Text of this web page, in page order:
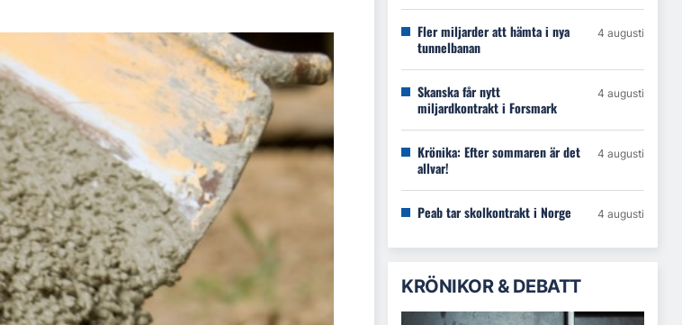
Fler miljarder att hämta i nya
tunnelbanan
4 augusti
Skanska får nytt
miljardkontrakt i Forsmark
4 augusti
Krönika: Efter sommaren är det
allvar!
4 augusti
Peab tar skolkontrakt i Norge 4 augusti
KRÖNIKOR & DEBATT